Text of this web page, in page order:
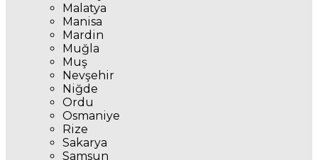
Malatya
Manisa
Mardin
Muğla
Muş
Nevşehir
Niğde
Ordu
Osmaniye
Rize
Sakarya
Samsun